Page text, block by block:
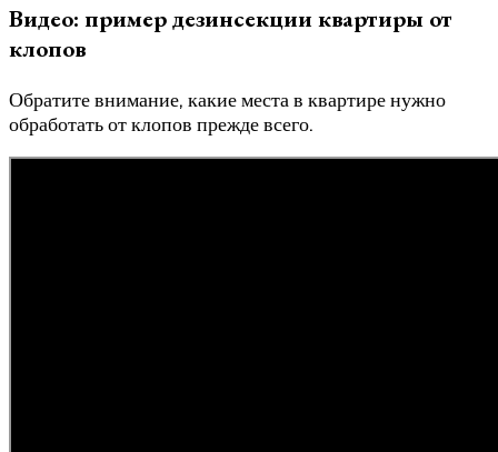
Видео: пример дезинсекции квартиры от
клопов
Обратите внимание, какие места в квартире нужно
обработать от клопов прежде всего.